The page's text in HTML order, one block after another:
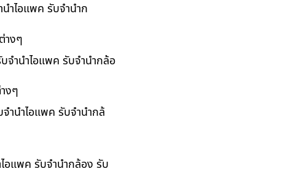
ำไอแพค รับจำนำก
างๆ
จำนำไอแพค รับจำนำกล้อ
งๆ
ำนำไอแพค รับจำนำกล้
อแพค รับจำนำกล้อง รับ